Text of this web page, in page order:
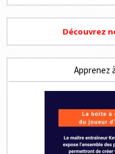
Découvrez
Apprenez